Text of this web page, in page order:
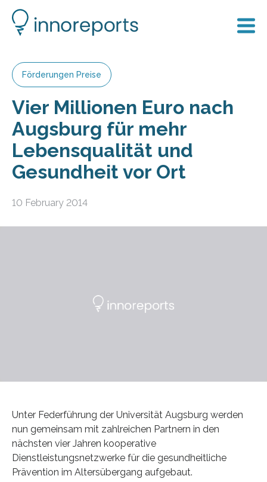
Förderungen Preise
Vier Millionen Euro nach
Augsburg für mehr
Lebensqualität und
Gesundheit vor Ort
10 February 2014
Unter Federführung der Universität Augsburg werden
nun gemeinsam mit zahlreichen Partnern in den
nächsten vier Jahren kooperative
Dienstleistungsnetzwerke für die gesundheitliche
Prävention im Altersübergang aufgebaut.